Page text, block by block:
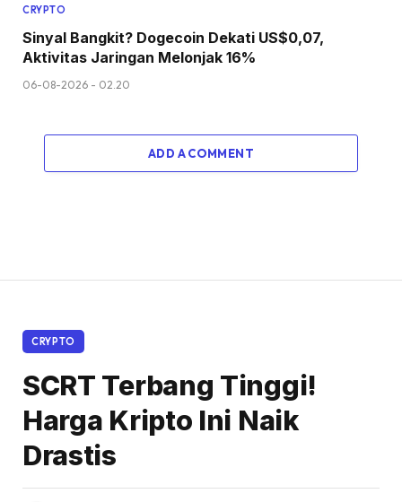
CRYPTO
Sinyal Bangkit? Dogecoin Dekati US$0,07,
Aktivitas Jaringan Melonjak 16%
06-08-2026 - 02.20
ADD A COMMENT
CRYPTO
SCRT Terbang Tinggi!
Harga Kripto Ini Naik
Drastis